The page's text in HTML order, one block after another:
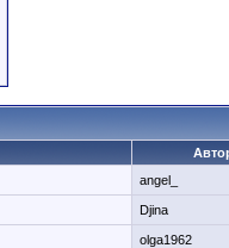
angel_
Djina
olga1962